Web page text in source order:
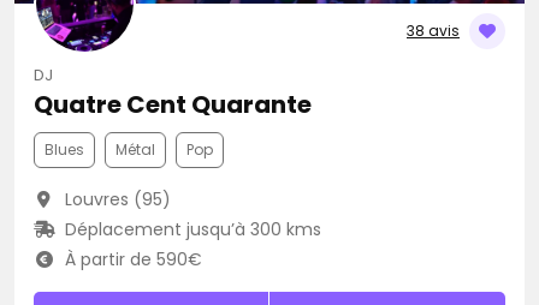
38 avis
DJ
Quatre Cent Quarante
Blues Métal Pop
Louvres (95)
Déplacement jusqu’à 300 kms
À partir de 590€